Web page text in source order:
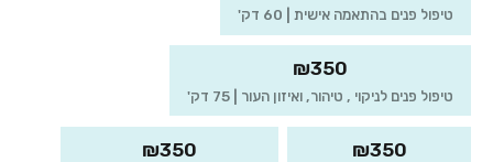
טיפול פנים בהתאמה אישית | 60 דק'
₪350
טיפול פנים לניקוי , טיהור, ואיזון העור | 75 דק'
₪350
₪350